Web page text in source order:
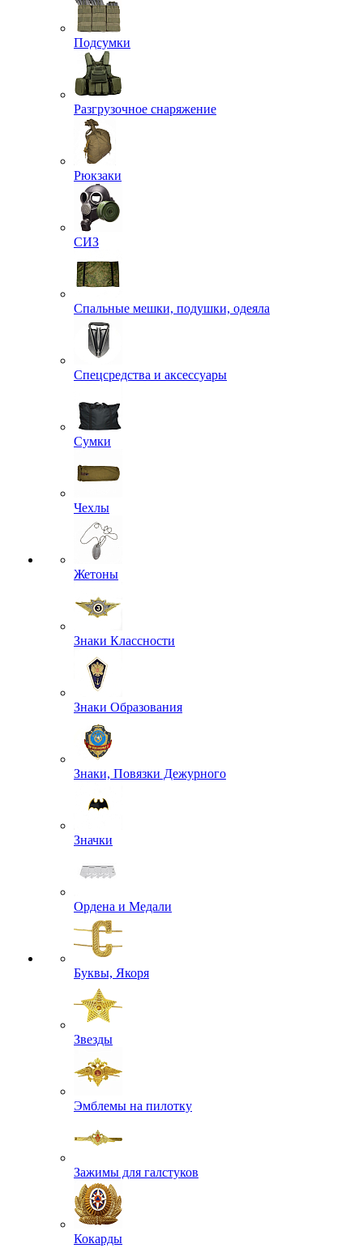
Подсумки
Разгрузочное снаряжение
Рюкзаки
СИЗ
Спальные мешки, подушки, одеяла
Спецсредства и аксессуары
Сумки
Чехлы
Жетоны
Знаки Классности
Знаки Образования
Знаки, Повязки Дежурного
Значки
Ордена и Медали
Буквы, Якоря
Звезды
Эмблемы на пилотку
Зажимы для галстуков
Кокарды